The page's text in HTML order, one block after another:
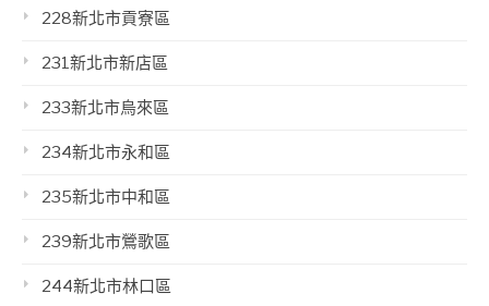
228新北市貢寮區
231新北市新店區
233新北市烏來區
234新北市永和區
235新北市中和區
239新北市鶯歌區
244新北市林口區